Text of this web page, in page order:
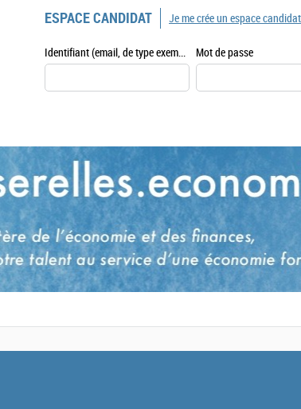
ESPACE CANDIDAT
Identifiant (email, de type exemple@exemple.fr) Mot de passe
Je me crée un espace candidat